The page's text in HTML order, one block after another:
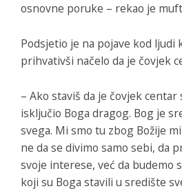
osnovne poruke – rekao je
Podsjetio je na pojave kod ljudi
prihvativši načelo da je čovjek
– Ako staviš da je čovjek centar
isključio Boga dragog. Bog je
svega. Mi smo tu zbog Božije
ne da se divimo samo sebi, da
svoje interese, već da budemo
koji su Boga stavili u središte